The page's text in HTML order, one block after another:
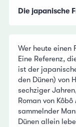
Die japanische
Wer heute einen
Eine Referenz,
ist der
den Dünen) von
sechziger
Roman von
sammelnder
Dünen allein